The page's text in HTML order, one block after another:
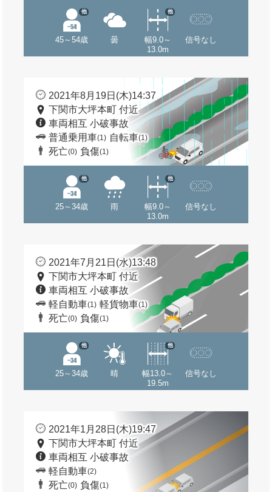
45～54歳
他
曇
幅9.0～
13.0m
他
信号なし
2021年8月19日(木)14:37
下関市大坪本町 付近
車両相互 小破事故
普通乗用車(1) 自転車(1)
死亡(0) 負傷(1)
25～34歳
他
雨
幅9.0～
13.0m
他
信号なし
2021年7月21日(水)13:48
下関市大坪本町 付近
車両相互 小破事故
軽自動車(1) 軽貨物車(1)
死亡(0) 負傷(1)
25～34歳
他
晴
幅13.0～
19.5m
他
信号なし
2021年1月28日(木)19:47
下関市大坪本町 付近
車両相互 小破事故
軽自動車(2)
死亡(0) 負傷(1)